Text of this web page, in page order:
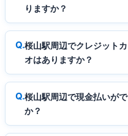
りますか？
桜山駅周辺でクレジット
オはありますか？
桜山駅周辺で現金払いが
か？